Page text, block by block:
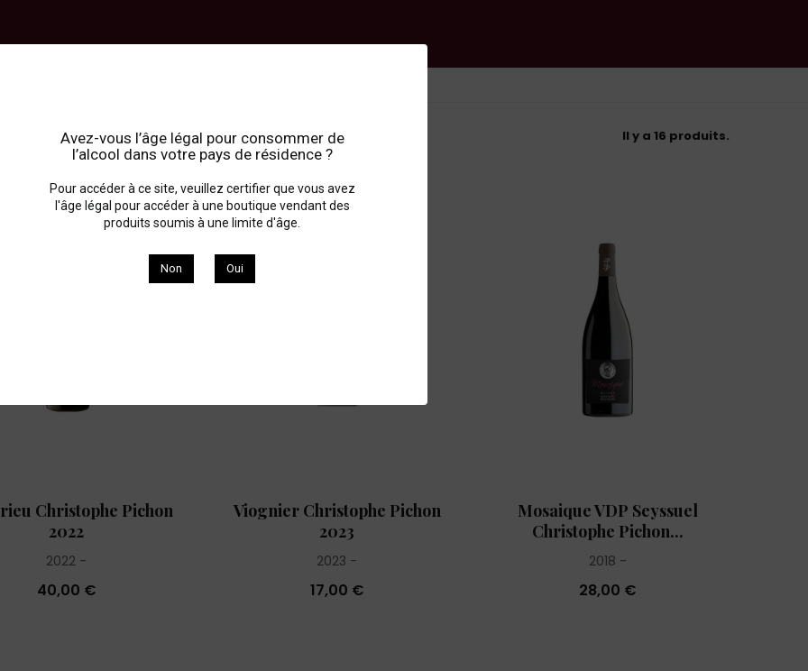
Avez-vous l’âge légal pour consommer de
l’alcool dans votre pays de résidence ?
Pour accéder à ce site, veuillez certifier que vous avez
l'âge légal pour accéder à une boutique vendant des
produits soumis à une limite d'âge.
Non Oui
Il y a 16 produits.
Christophe Pichon
2022
2022
40,00 €
Viognier Christophe Pichon
2023
2023
17,00 €
Mosaique VDP Seyssuel
Christophe Pichon...
2018
28,00 €